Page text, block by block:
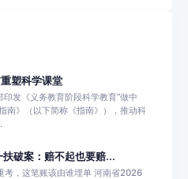
重塑科学课堂
印发《义务教育阶段科学教育“做中
南》（以下简称《指南》），推动科
扶破案：赔不起也要赔...
考，这笔账该由谁埋单 河南省2026